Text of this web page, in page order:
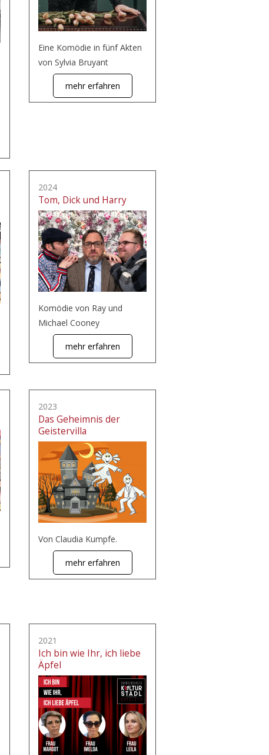
Eine Komödie in fünf Akten
von Sylvia Bruyant
mehr erfahren
2024
Tom, Dick und Harry
Komödie von Ray und
Michael Cooney
mehr erfahren
2023
Das Geheimnis der
Geistervilla
Von Claudia Kumpfe.
mehr erfahren
2021
Ich bin wie Ihr, ich liebe
Äpfel